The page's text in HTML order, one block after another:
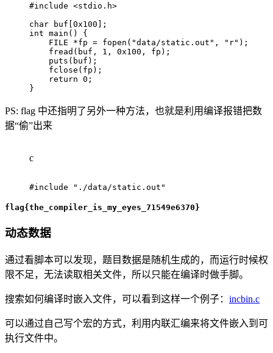
#include <stdio.h>
char buf [0x100 ] ;
int main ( )
{
    FILE
*fp = fopen ( "data/static.out" , "r" ) ;
fread ( buf , 1 , 0x100 , fp ) ;
puts ( buf ) ;
fclose ( fp ) ;
return 0 ;
}
PS: flag 中还指明了另外一种方法，也就是利用编译报错把数
据“偷”出来
c
#include "./data/static.out"
flag{the_compiler_is_my_eyes_71549e6370}
动态数据
通过看脚本可以发现，题目数据是随机生成的，而运行时候权
限不足，无法读取相关文件，所以只能在编译时做手脚。
搜索如何编译时嵌入文件，可以看到这样一个例子： incbin.c
可以通过自己写个宏的方式，利用内联汇编来将文件嵌入到可
执行文件中。